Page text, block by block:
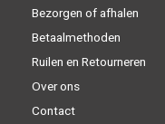
Bezorgen of afhalen
Betaalmethoden
Ruilen en Retourneren
Over ons
Contact